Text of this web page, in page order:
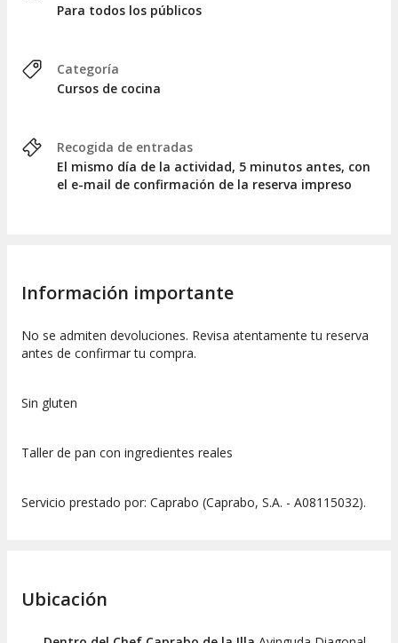
Para todos los públicos
Categoría
Cursos de cocina
Recogida de entradas
El mismo día de la actividad, 5 minutos antes, con
el e-mail de confirmación de la reserva impreso
Información importante
No se admiten devoluciones. Revisa atentamente tu reserva
antes de confirmar tu compra.
Sin gluten
Taller de pan con ingredientes reales
Servicio prestado por: Caprabo (Caprabo, S.A. - A08115032).
Ubicación